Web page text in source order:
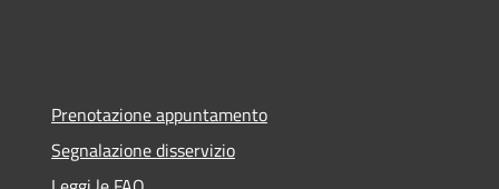
Prenotazione appuntamento
Segnalazione disservizio